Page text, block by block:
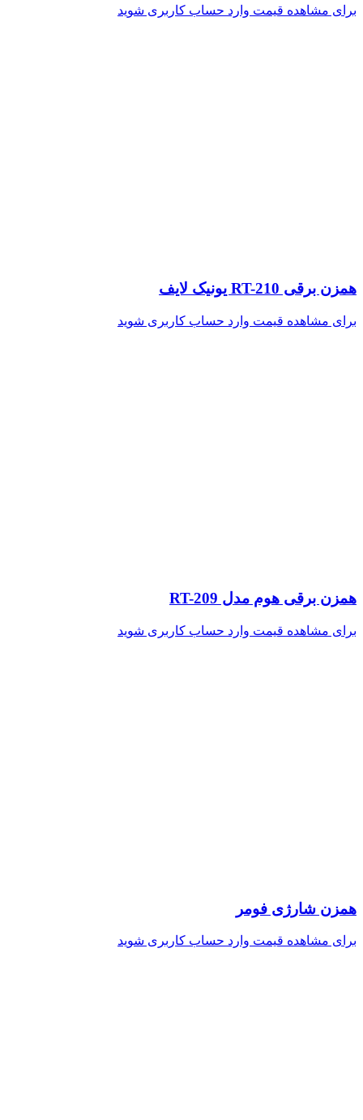
برای مشاهده قیمت وارد حساب کاربری شوید
همزن برقی RT-210 یونیک لایف
برای مشاهده قیمت وارد حساب کاربری شوید
همزن برقی هوم مدل RT-209
برای مشاهده قیمت وارد حساب کاربری شوید
همزن شارژی فومر
برای مشاهده قیمت وارد حساب کاربری شوید